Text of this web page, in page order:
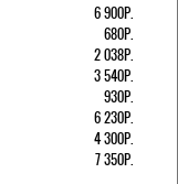
6 900Р.
680Р.
2 038Р.
3 540Р.
930Р.
6 230Р.
4 300Р.
7 350Р.